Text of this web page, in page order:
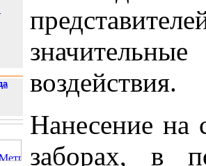
воздействия.
Нанесение на
заборах, в